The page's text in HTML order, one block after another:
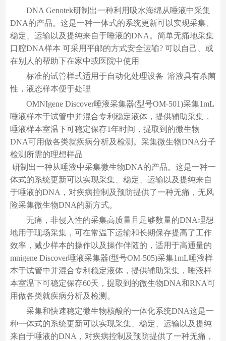
DNA Genotek研制出一种利用吸水海绵从唾液中采集
DNA的产品。这是一种一体式的系统更新可以实现采集、
稳定、运输以及提纯来自于唾液的DNA。简单无痛地采集
口腔DNA样本 可采用平邮的方式安全运输? 可以自己、或
在别人的帮助下在家中或医院中使用
标准的试管样式适用于自动化处理设备 溶液具有杀菌
性，液态样本便于处理
OMNIgene Discover唾液采集器(型号OM-501)采集1mL
唾液样本于试管中并混合专利稳定液体，提供辅助采集，
唾液样本室温下可稳定保存1年时间，提取到的微生物
DNA可用做各类就疾病分析及检测。采集微生物DNA分子
检测所需的理想样品
研制出一种从唾液中采集微生物DNA的产品。这是一种一
体式的系统更新可以实现采集、稳定、运输以及提纯来自
于唾液的DNA，对疾病控制及预防提供了一种无痛，无风
险采集微生物DNA的新方式。
无痛，非侵入性的采集高质量且足够数量的DNA理想
地用于现场采集，可在常温下运输和长期保存提高了工作
效率，减少样本的操作以及操作伴随的，适用于高通量的
mnigene Discover唾液采集器(型号OM-505)采集1mL唾液样
本于试管中并混合专利稳定液体，提供辅助采集，唾液样
本室温下可稳定保存60天，提取到的微生物DNA和RNA可
用做各类就疾病分析及检测。
采集和快速稳定微生物核酸的一体化系统DNA这是一
种一体式的系统更新可以实现采集、稳定、运输以及提纯
来自于唾液的DNA，对疾病控制及预防提供了一种无痛，